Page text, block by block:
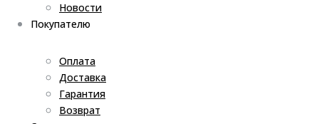
Новости
Покупателю
Оплата
Доставка
Гарантия
Возврат